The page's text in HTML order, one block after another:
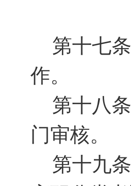
第十七条
作。
第十八条
门审核。
第十九条